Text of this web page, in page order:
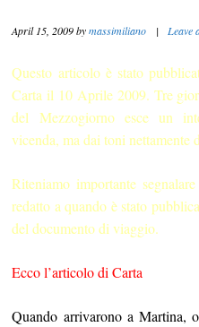
April 15, 2009bymassimiliano | Leave
Questo articolo è stato
Carta il 10 Aprile 2009. Tre
del Mezzogiorno esce un
vicenda, ma dai toni nettamente
Riteniamo importante
redatto a quando è stato
del documento di viaggio.
Ecco l’articolo di Carta
Quando arrivarono a Martina,